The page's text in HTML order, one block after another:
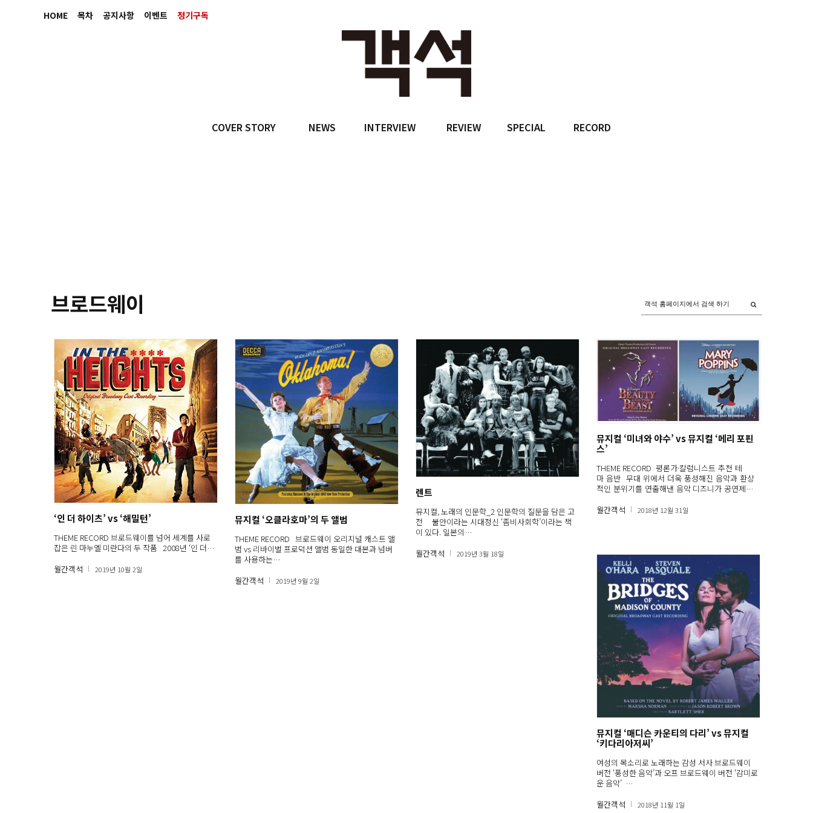
HOME 목차 공지사항 이벤트 정기구독
COVER STORY NEWS INTERVIEW REVIEW SPECIAL RECORD
브로드웨이
‘인 더 하이츠’ vs ‘해밀턴’
THEME RECORD 브로드웨이를 넘어 세계를 사로
잡은 린 마누엘 미란다의 두 작품 2008년 ‘인 더…
월간객석
2019년 10월 2일
뮤지컬 ‘오클라호마’의 두 앨범
THEME RECORD 브로드웨이 오리지널 캐스트 앨
범 vs 리바이벌 프로덕션 앨범 동일한 대본과 넘버
를 사용하는…
월간객석
2019년 9월 2일
렌트
뮤지컬, 노래의 인문학_2 인문학의 질문을 담은 고
전 불안이라는 시대정신 ‘좀비사회학’이라는 책
이 있다. 일본의…
월간객석
2019년 3월 18일
뮤지컬 ‘미녀와 야수’ vs 뮤지컬 ‘메리 포핀
스’
THEME RECORD 평론가·칼럼니스트 추천 테
마 음반 무대 위에서 더욱 풍성해진 음악과 환상
적인 분위기를 연출해낸 음악 디즈니가 공연제
웨이에 본격 진출할 의사를 밝혔을 때, 많은 공
온 디즈니 르네상스가 무대에서까지 재현되기
는 쉽지 않으리라는 우려 때문이었다. 하지
만 1994년 ‘미녀와 야수’를 시작으로 ‘라이
온 킹’ ‘아이다’ ‘타잔’ ‘인어공주’ ‘메리 포핀스’ ‘뉴
시즈’ ‘알라딘’ 등을 꾸준히 제작하며 디즈니 뮤지
컬은 독보적인 색깔을 확보했고, 명실상부 브로드
웨이의 가장 영향력 있는 프로듀서로 자리 잡았
다. 본 글에서 소개할 추천 음반은 디즈니의 영역
을 확장한 두 편의 뮤지컬 음반이다. 애니메이션
을 무대로 옮긴 디즈니의 첫 번째 마법 1994년 4
월 첫선을 보인 뮤지컬 ‘미녀와 야수
(Beauty and the Beast)’는 1991년 개봉한 동명
의 애니메이션을 무대로 옮긴 디즈니의 첫 브로드
웨이 작품이다. 호기심 많고 용감한 소녀 벨과 마
법에 걸려 야수로 변한 왕자의 우연한 만남과 운명
적인 사랑을 그리고 있는 줄거리는 같지만, 뮤지컬
다. 작곡가 알란 멘켄과 작사가 하워드 애쉬먼
이 함께 작업한 애니메이션은 1992년 아카데미 시
에서 작품상·음악상·주제가상 등을 석권한 바 있
다. 브로드웨이 무대를 위해서는 애니메이션 제
작 도중 사망한 애쉬먼을 대신해 팀 라이스가 새롭
다. 공연계의 우려 섞인 시선을 감지하고 있는 창
월간객석 2018년 12월 31일
뮤지컬 ‘매디슨 카운티의 다리’ vs 뮤지컬
‘키다리아저씨’
여성의 목소리로 노래하는 감성 서사 브로드웨이
버전 ‘풍성한 음악’과 오프 브로드웨이 버전 ‘감미로
운 음악’ …
월간객석
2018년 11월 1일